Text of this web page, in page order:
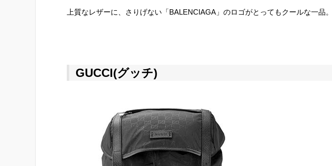
上質なレザーに、さりげない「BALENCIAGA」のロゴがとってもクールな一品。
GUCCI(グッチ)